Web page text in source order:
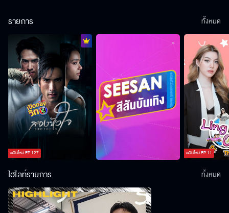
รายการ
ตอนใหม่EP.127 ตอนใหม่EP.11
ทั้งหมด
ไฮไลท์รายการ ทั้งหมด